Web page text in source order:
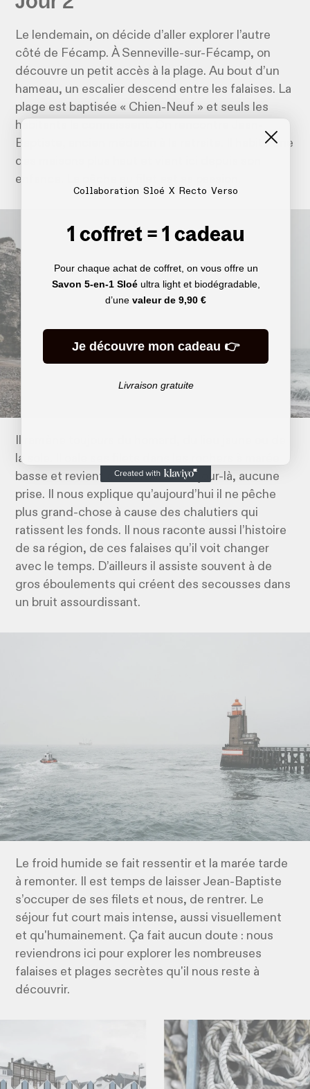
Le lendemain, on décide d’aller explorer l’autre
côté de Fécamp. À Senneville-sur-Fécamp, on
découvre un petit accès à la plage. Au bout d’un
hameau, un escalier descend entre les falaises. La
plage est baptisée « Chien-Neuf » et seuls les
habitants la connaissent. On rencontre Jean-
Baptiste, ancien médecin à la retraite. Il habite une
des maisons plus haut et vient ici depuis son
enfance. La pêche au filet est sa passion.
la sole. Il cale ses filets dans les rochers à marée
basse et revient à la suivante. Ce jour-là, aucune
prise. Il nous explique qu’aujourd’hui il ne pêche
plus grand-chose à cause des chalutiers qui
ratissent les fonds. Il nous raconte aussi l’histoire
de sa région, de ces falaises qu’il voit changer
avec le temps. D’ailleurs il assiste souvent à de
gros éboulements qui créent des secousses dans
un bruit assourdissant.
Le froid humide se fait ressentir et la marée tarde
à remonter. Il est temps de laisser Jean-Baptiste
s’occuper de ses filets et nous, de rentrer. Le
séjour fut court mais intense, aussi visuellement
et qu'humainement. Ça fait aucun doute : nous
reviendrons ici pour explorer les nombreuses
falaises et plages secrètes qu'il nous reste à
découvrir.
Collaboration Sloé X Recto Verso
1 coffret = 1 cadeau
Pour chaque achat de coffret, on vous offre un
Savon 5-en-1 Sloéultra light et biodégradable,
d’une valeur de 9,90 €
Je découvre mon cadeau 👉
Livraison gratuite